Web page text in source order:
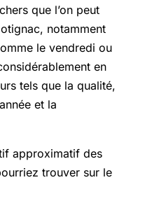
que l’on peut
notamment
le vendredi ou
en
tels que la qualité,
et la
approximatif des
trouver sur le